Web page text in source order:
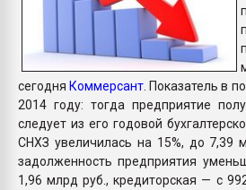
сегодняКоммерсант . Показатель в
2014 году: тогда предприятие
следует из его годовой
СНХЗ увеличилась на 15%, до 7,39
задолженность предприятия
1,96 млрд руб., кредиторская — с